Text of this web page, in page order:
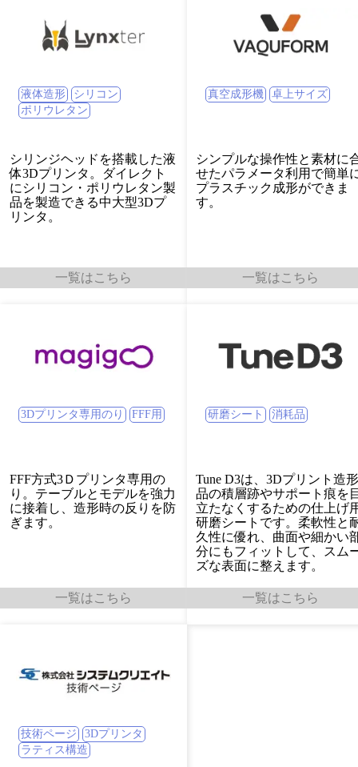
液体造形
シリコン
ポリウレタン
シリンジヘッドを搭載した液
体3Dプリンタ。ダイレクト
にシリコン・ポリウレタン製
品を製造できる中大型3Dプ
リンタ。
一覧はこちら
真空成形機 卓上サイズ
シンプルな操作性と素材に
せたパラメータ利用で簡単
プラスチック成形ができま
す。
一覧はこちら
3Dプリンタ専用のり FFF用
FFF方式3Ｄプリンタ専用の
り。テーブルとモデルを強力
に接着し、造形時の反りを防
ぎます。
一覧はこちら
研磨シート 消耗品
Tune D3は、3Dプリント造
品の積層跡やサポート痕を
立たなくするための仕上げ
研磨シートです。柔軟性と
久性に優れ、曲面や細かい
分にもフィットして、スム
ズな表面に整えます。
一覧はこちら
技術ページ
3Dプリンタ
ラティス構造